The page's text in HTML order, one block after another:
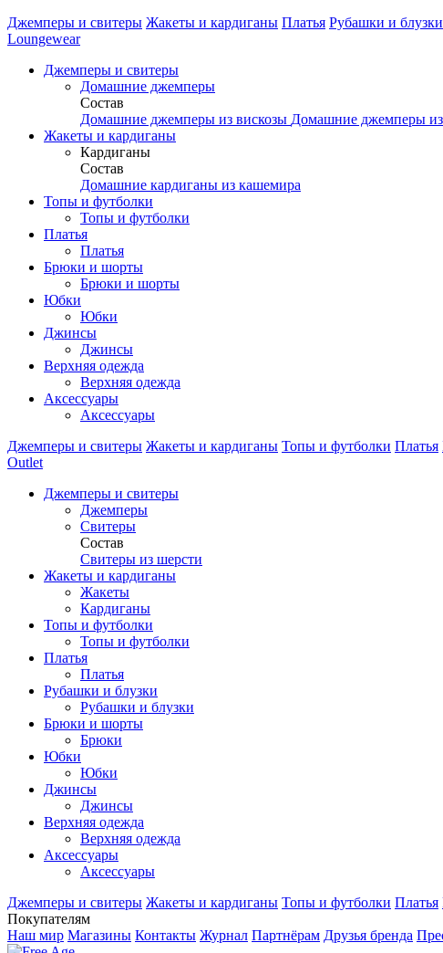
Джемперы и свитеры Жакеты и кардиганы Платья Рубашки и блузки
Loungewear
Джемперы и свитеры
Домашние джемперы
Состав
Домашние джемперы из вискозы Домашние джемперы
Жакеты и кардиганы
Кардиганы
Состав
Домашние кардиганы из кашемира
Топы и футболки
Топы и футболки
Платья
Платья
Брюки и шорты
Брюки и шорты
Юбки
Юбки
Джинсы
Джинсы
Верхняя одежда
Верхняя одежда
Аксессуары
Аксессуары
Джемперы и свитеры Жакеты и кардиганы Топы и футболки Платья
Outlet
Джемперы и свитеры
Джемперы
Свитеры
Состав
Свитеры из шерсти
Жакеты и кардиганы
Жакеты
Кардиганы
Топы и футболки
Топы и футболки
Платья
Платья
Рубашки и блузки
Рубашки и блузки
Брюки и шорты
Брюки
Юбки
Юбки
Джинсы
Джинсы
Верхняя одежда
Верхняя одежда
Аксесcуары
Аксесcуары
Джемперы и свитеры Жакеты и кардиганы Топы и футболки Платья
Покупателям
Наш мир Магазины Контакты Журнал Партнёрам Друзья бренда